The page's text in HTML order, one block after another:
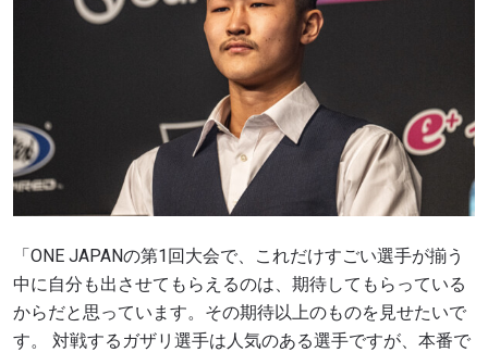
「ONE JAPANの第1回大会で、これだけすごい選手が揃う
中に自分も出させてもらえるのは、期待してもらっている
からだと思っています。その期待以上のものを見せたいで
す。 対戦するガザリ選手は人気のある選手ですが、本番で